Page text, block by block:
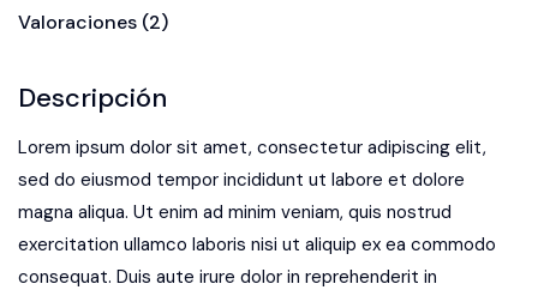
Valoraciones (2)
Descripción
Lorem ipsum dolor sit amet, consectetur adipiscing elit,
sed do eiusmod tempor incididunt ut labore et dolore
magna aliqua. Ut enim ad minim veniam, quis nostrud
exercitation ullamco laboris nisi ut aliquip ex ea commodo
consequat. Duis aute irure dolor in reprehenderit in